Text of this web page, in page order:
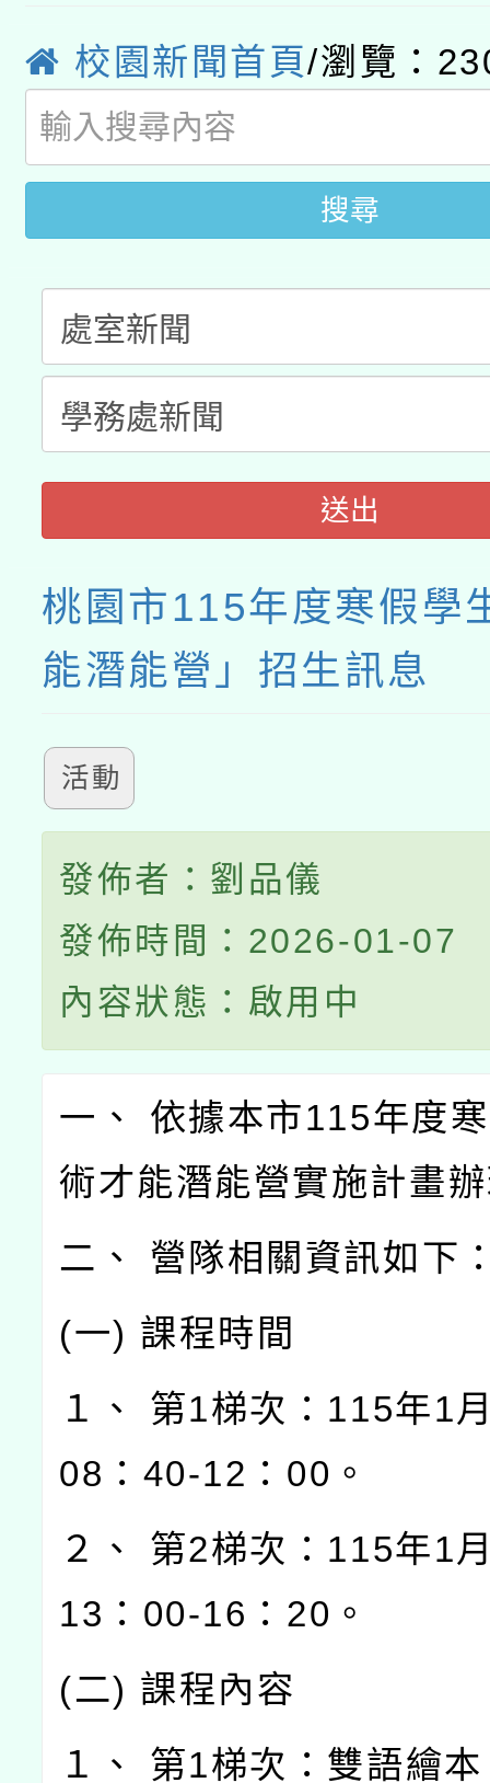
薪期間赴陸應申請許可
轉知經濟部水利署委託
業技術研究院辦理「
用水績優單位及節水達
115年8月22日(星期六
桃園市孔廟祈福系列
開 智慧啟航」
2026年桃園地景藝術
校園新聞首頁/瀏覽：
搜尋
送出
桃園市115年度寒假學
能潛能營」招生訊息
活動
發佈者：劉品儀
發佈時間：2026-01-07
內容狀態：啟用中
一、 依據本市115年度
術才能潛能營實施計畫
二、 營隊相關資訊如下
(一) 課程時間
１、 第1梯次：115年1
08：40-12：00。
２、 第2梯次：115年1
13：00-16：20。
(二) 課程內容
１、 第1梯次：雙語繪